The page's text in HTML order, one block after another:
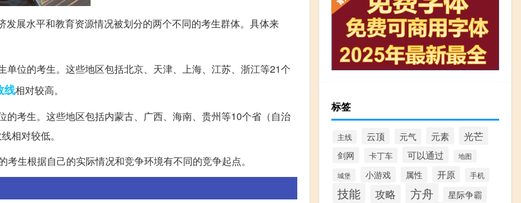
发展水平和教育资源情况被划分的两个不同的考生群体。具体来
位的考生。这些地区包括北京、天津、上海、江苏、浙江等21个
线相对较高。
考生。这些地区包括内蒙古、广西、海南、贵州等10个省（自治
相对较低。
生根据自己的实际情况和竞争环境有不同的竞争起点。
标签
主线 云顶 元气 元素 光芒
剑网 卡丁车 可以通过 地图
城堡 小游戏 属性 开原 手机
技能 攻略 方舟 星际争霸